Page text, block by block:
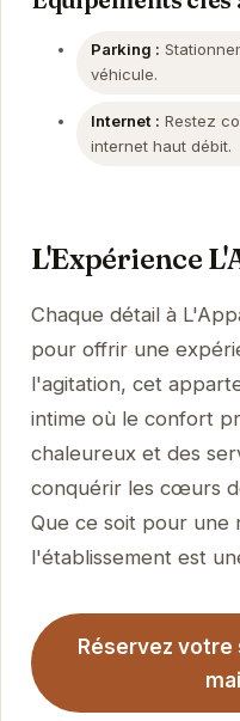
Parking :
véhicule.
Internet : Restez
internet haut débit.
L'Expérience
Chaque détail à
pour offrir une
l'agitation, cet
intime où le confort
chaleureux et des
conquérir les cœurs
Que ce soit pour une
l'établissement est
Réservez votre